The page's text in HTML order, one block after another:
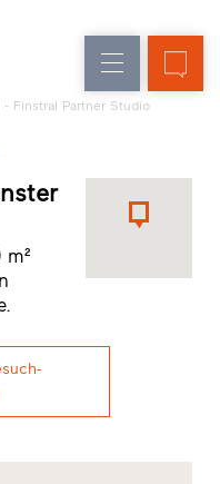
- Finstral Partner Studio